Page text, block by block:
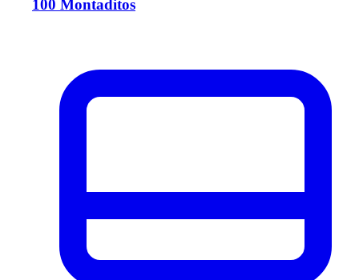
100 Montaditos